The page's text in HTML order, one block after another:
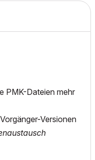
PMK-Dateien mehr
Versionen